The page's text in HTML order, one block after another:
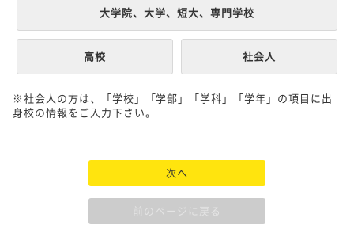
大学院、大学、短大、専門学校
高校 社会人
※社会人の方は、「学校」「学部」「学科」「学年」の項目に出
身校の情報をご入力下さい。
次へ
前のページに戻る